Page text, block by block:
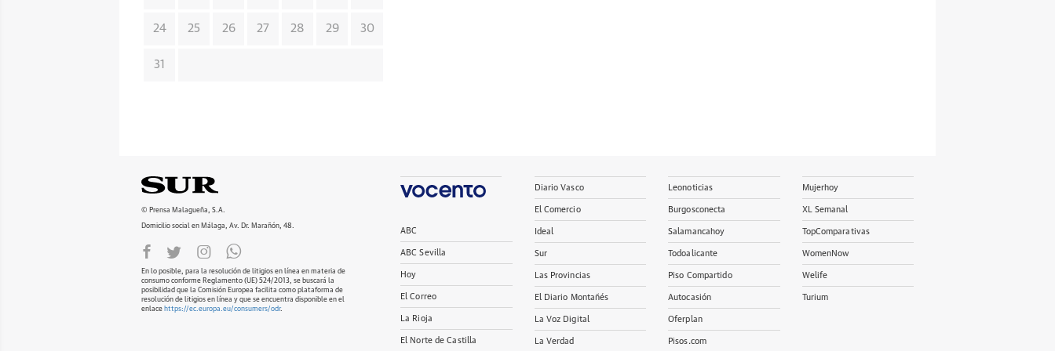
24 25 26 27 28 29 30
31
© Prensa Malagueña, S.A.
Domicilio social en Málaga, Av. Dr. Marañón, 48.
En lo posible, para la resolución de litigios en línea en materia de
consumo conforme Reglamento (UE) 524/2013, se buscará la
posibilidad que la Comisión Europea facilita como plataforma de
resolución de litigios en línea y que se encuentra disponible en el
enlace https://ec.europa.eu/consumers/odr.
ABC
ABC Sevilla
Hoy
El Correo
La Rioja
El Norte de Castilla
Diario Vasco
El Comercio
Ideal
Sur
Las Provincias
El Diario Montañés
La Voz Digital
La Verdad
Leonoticias
Burgosconecta
Salamancahoy
Todoalicante
Piso Compartido
Autocasión
Oferplan
Pisos.com
Mujerhoy
XL Semanal
TopComparativas
WomenNow
Welife
Turium